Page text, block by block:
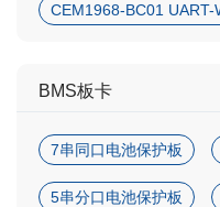
CEM1968-BC01 UART-
BMS板卡
7串同口电池保护板
5串分口电池保护板